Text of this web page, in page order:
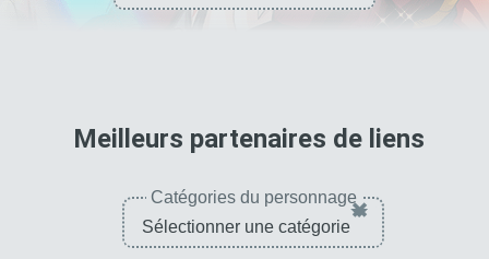
Meilleurs partenaires de liens
Catégories du personnage×